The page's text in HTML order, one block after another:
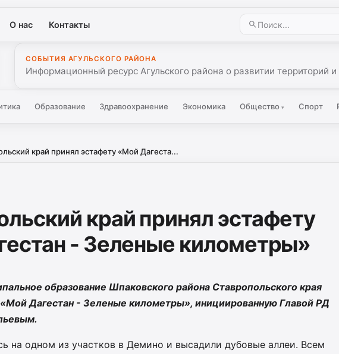
О нас Контакты
СОБЫТИЯ АГУЛЬСКОГО РАЙОНА
Информационный ресурс Агульского района о развитии территорий
Образование Здравоохранение Экономика Общество ▾ Спорт
край принял эстафету «Мой Дагеста...
край принял эстафету
- Зеленые километры»
образование Шпаковского района Ставропольского края
Дагестан - Зеленые километры», инициированную Главой РД
на одном из участков в Демино и высадили дубовые аллеи. Всем